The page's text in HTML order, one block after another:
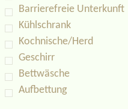
Barrierefreie Unterkunft
Kühlschrank
Kochnische/Herd
Geschirr
Bettwäsche
Aufbettung